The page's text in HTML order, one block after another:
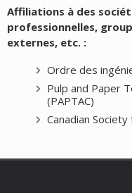
Chips and
Ind. Eng. Chem.
12723-12728.
of 4-acetamido-
the extraction
pulp », Cellulose,
Tibouda, A.,
coating colors »,
Affiliations à des
professionnelles,
externes, etc. :
Ordre des
Pulp and Paper
(PAPTAC)
Canadian Society